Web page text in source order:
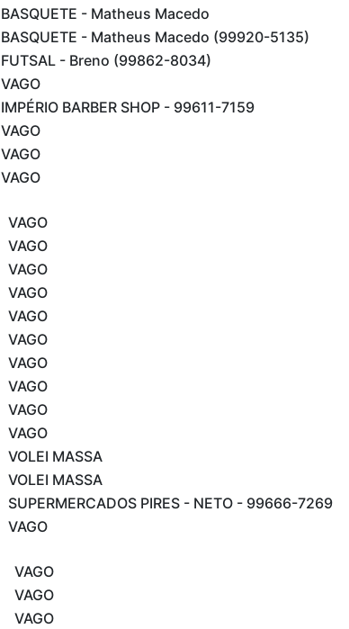
BASQUETE - Matheus Macedo
BASQUETE - Matheus Macedo (99920-5135)
FUTSAL - Breno (99862-8034)
VAGO
IMPÉRIO BARBER SHOP - 99611-7159
VAGO
VAGO
VAGO
VAGO
VAGO
VAGO
VAGO
VAGO
VAGO
VAGO
VAGO
VAGO
VAGO
VOLEI MASSA
VOLEI MASSA
SUPERMERCADOS PIRES - NETO - 99666-7269
VAGO
VAGO
VAGO
VAGO